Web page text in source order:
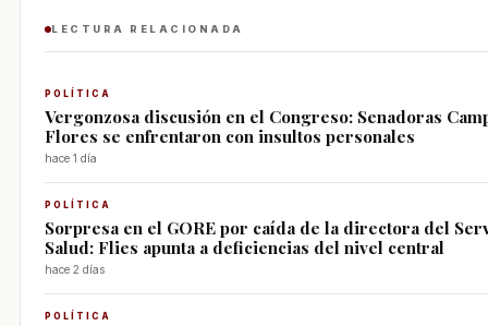
LECTURA RELACIONADA
POLÍTICA
Vergonzosa discusión en el Congreso: Senadoras
Flores se enfrentaron con insultos personales
hace 1 día
POLÍTICA
Sorpresa en el GORE por caída de la directora del
Salud: Flies apunta a deficiencias del nivel central
hace 2 días
POLÍTICA